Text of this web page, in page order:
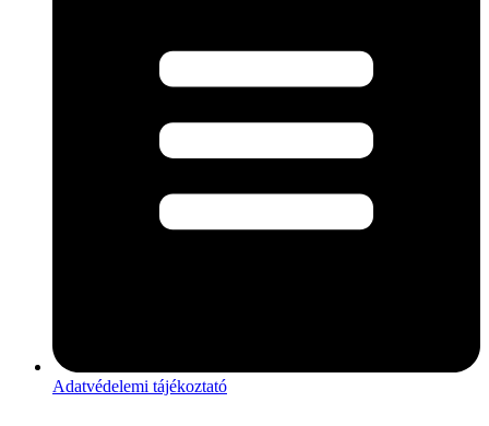
Adatvédelemi tájékoztató